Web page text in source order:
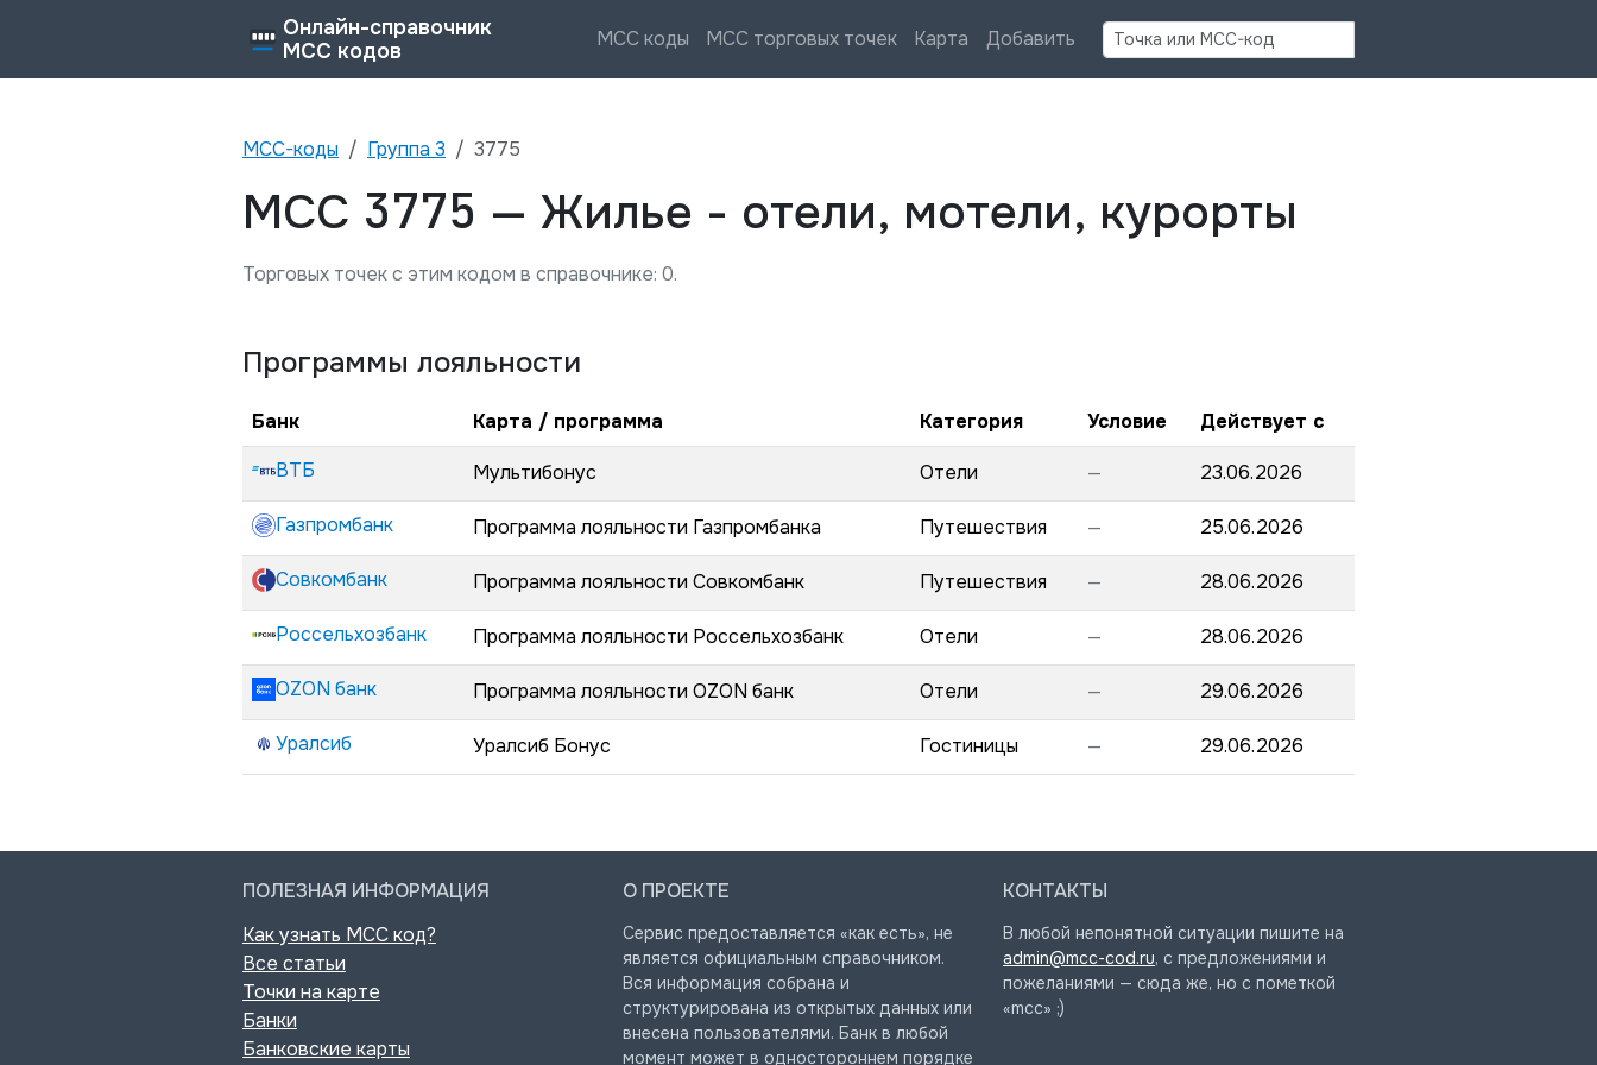
Онлайн-справочник
MCC кодов
MCC коды MCC торговых точек Карта Добавить Найти
MCC-коды Группа 3 3775
MCC 3775 — Жилье - отели, мотели, курорты
Торговых точек с этим кодом в справочнике: 0.
Программы лояльности
Банк Карта / программа Категория Условие
Действует с
ВТБ
Мультибонус Отели — 23.06.2026
Газпромбанк Программа лояльности Газпромбанка Путешествия — 25.06.2026
Совкомбанк Программа лояльности Совкомбанк Путешествия — 28.06.2026
Россельхозбанк Программа лояльности Россельхозбанк Отели — 28.06.2026
OZON банк Программа лояльности OZON банк Отели — 29.06.2026
Уралсиб Уралсиб Бонус Гостиницы — 29.06.2026
ПОЛЕЗНАЯ ИНФОРМАЦИЯ
Как узнать MCC код?
Все статьи
Точки на карте
Банки
Банковские карты
О ПРОЕКТЕ
Сервис предоставляется «как есть», не
является официальным справочником.
Вся информация собрана и
структурирована из открытых данных или
внесена пользователями. Банк в любой
момент может в одностороннем порядке
КОНТАКТЫ
В любой непонятной ситуации пишите на
admin@mcc-cod.ru, с предложениями и
пожеланиями — сюда же, но с пометкой
«mcc» ;)